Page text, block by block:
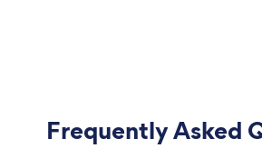
Frequently Asked